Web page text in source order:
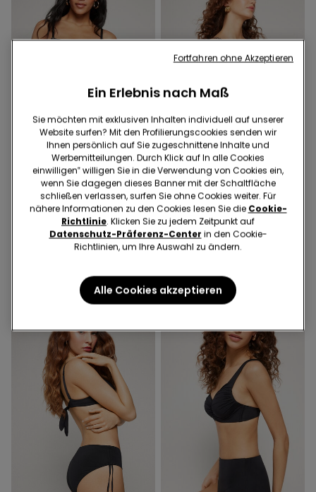
Hoher Bikinislip Royal
11,19 €
15,99 €
1 Farbe
Hoher Bikinislip mit Raffung
Savage Sun
15,99 € 11,19 €
15,99 €
Ein Erlebnis nach Maß
Sie möchten mit exklusiven Inhalten individuell auf unserer
Website surfen? Mit den Profilierungscookies senden wir
Ihnen persönlich auf Sie zugeschnittene Inhalte und
Werbemitteilungen. Durch Klick auf In alle Cookies
einwilligen‟ willigen Sie in die Verwendung von Cookies ein,
wenn Sie dagegen dieses Banner mit der Schaltfläche
schließen verlassen, surfen Sie ohne Cookies weiter. Für
nähere Informationen zu den Cookies lesen Sie die Cookie-
Richtlinie. Klicken Sie zu jedem Zeitpunkt auf
Datenschutz-Präferenz-Center in den Cookie-
Richtlinien, um Ihre Auswahl zu ändern.
Alle Cookies akzeptieren
Fortfahren ohne Akzeptieren